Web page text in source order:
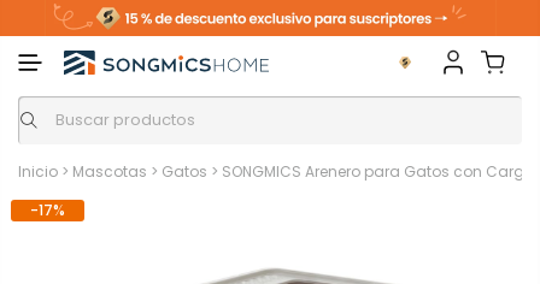
Inicio > Mascotas > Gatos > SONGMICS Arenero para Gatos con
-17%